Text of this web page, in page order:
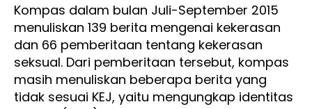
Kompas dalam bulan Juli-September 2015
menuliskan 139 berita mengenai kekerasan
dan 66 pemberitaan tentang kekerasan
seksual. Dari pemberitaan tersebut, kompas
masih menuliskan beberapa berita yang
tidak sesuai KEJ, yaitu mengungkap identitas